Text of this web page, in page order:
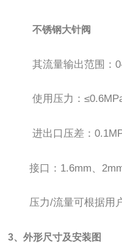
不锈钢大针阀
其流量输出范围：0-
使用压力：
进出口压差：
接口：1.6mm、
压力/流量可根据用
3、外形尺寸及安装图